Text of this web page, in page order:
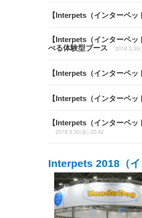
【Interpets（インターペ
【Interpets（インターペ
べる体験型ブース
【Interpets（インターペ
【Interpets（インターペ
【Interpets（インターペ
2018.3.30(金) 22:42
Interpets 2018（イ